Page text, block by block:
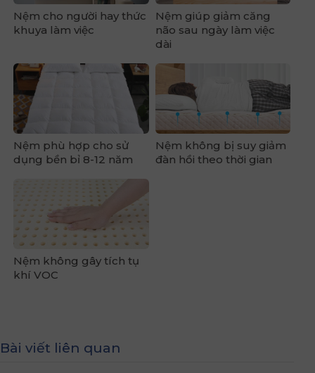
Nệm cho người hay thức
khuya làm việc
Nệm giúp giảm căng
não sau ngày làm việc
dài
Nệm phù hợp cho sử
dụng bền bỉ 8-12 năm
Nệm không bị suy giảm
đàn hồi theo thời gian
Nệm không gây tích tụ
khí VOC
Bài viết liên quan